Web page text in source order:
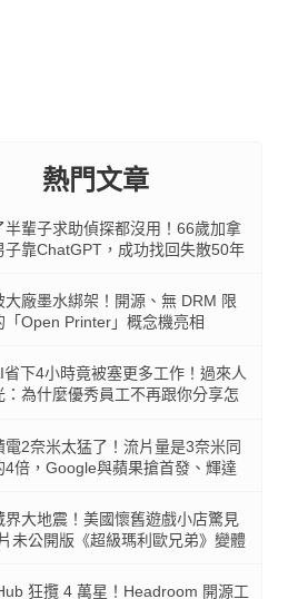
熱門文章
半輩子求助偵探都沒用！66歲加拿
子靠ChatGPT，成功找回失散50年
大廠墨水綁架！開源、無 DRM 限
「Open Printer」概念機亮相
省下4小時竟被塞更多工作！過來人
：為什麼優秀員工不再跟你分享怎
電2奈米太猛了！流片量是3奈米同
4倍，Google與蘋果搶首發、輝達
界大地震！美國懷舊遊戲小店驚見
未公開版《超級瑪利歐兄弟》變體
狂攬 4 萬星！Headroom 開源工